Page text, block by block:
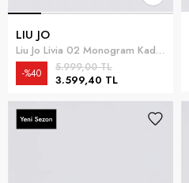
LIU JO
Liu Jo Livia 02 Monogram Kadın Sandalet Çok Renkli
3.599,40 TL
5.999,00 TL
%40